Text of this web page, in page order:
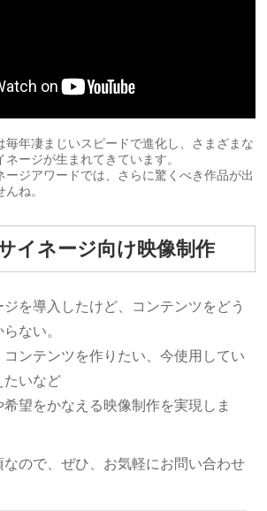
毎年凄まじいスピードで進化し、さまざまな
ージが生まれてきています。
ージアワードでは、さらに驚くべき作品が出
ね。
イネージ向け映像制作
を導入したけど、コンテンツをどう
ない。
ンテンツを作りたい、今使用してい
たいなど
望をかなえる映像制作を実現しま
ので、ぜひ、お気軽にお問い合わせ